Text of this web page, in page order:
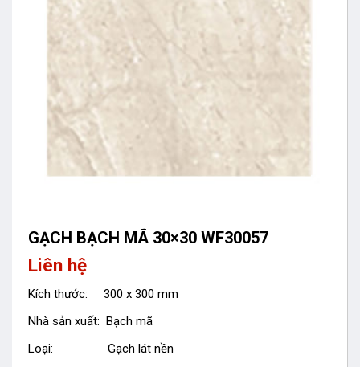
GẠCH BẠCH MÃ 30×30 WF30057
Liên hệ
Kích thước: 300 x 300 mm
Nhà sản xuất: Bạch mã
Loại: Gạch lát nền